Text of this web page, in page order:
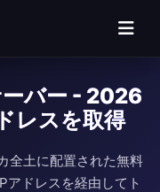
バー - 2026
レスを取得
全土に配置された無料
アドレスを経由してト